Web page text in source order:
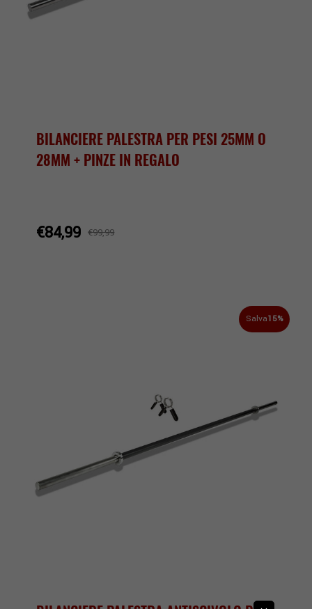
BILANCIERE PALESTRA PER PESI 25MM O
28MM + PINZE IN REGALO
€84,99 €99,99
Salva15%